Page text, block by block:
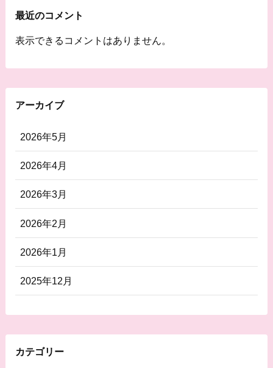
最近のコメント
表示できるコメントはありません。
アーカイブ
2026年5月
2026年4月
2026年3月
2026年2月
2026年1月
2025年12月
カテゴリー